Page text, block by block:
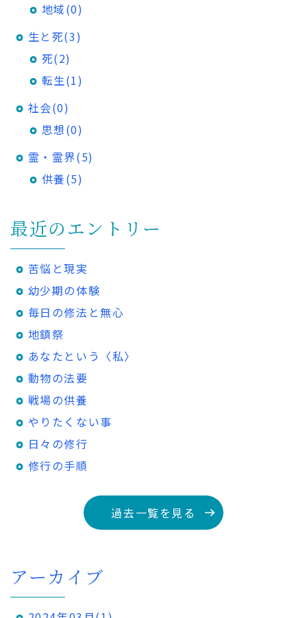
地域(0)
生と死(3)
死(2)
転生(1)
社会(0)
思想(0)
霊・霊界(5)
供養(5)
最近のエントリー
苦悩と現実
幼少期の体験
毎日の修法と無心
地鎮祭
あなたという〈私〉
動物の法要
戦場の供養
やりたくない事
日々の修行
修行の手順
過去一覧を見る
アーカイブ